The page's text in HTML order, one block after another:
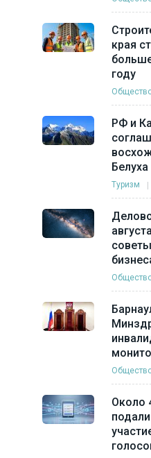
края
году
РФ и
Белуха
Туризм
Около